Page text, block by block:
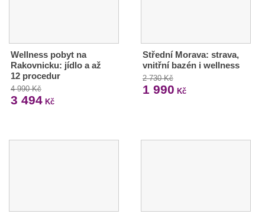
Wellness pobyt na
Rakovnicku: jídlo a až
12 procedur
4 990 Kč
3 494 Kč
Střední Morava: strava,
vnitřní bazén i wellness
2 730 Kč
1 990 Kč